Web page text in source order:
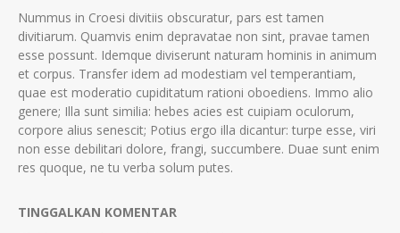
Nummus in Croesi divitiis obscuratur, pars est tamen
divitiarum. Quamvis enim depravatae non sint, pravae tamen
esse possunt. Idemque diviserunt naturam hominis in animum
et corpus. Transfer idem ad modestiam vel temperantiam,
quae est moderatio cupiditatum rationi oboediens. Immo alio
genere; Illa sunt similia: hebes acies est cuipiam oculorum,
corpore alius senescit; Potius ergo illa dicantur: turpe esse, viri
non esse debilitari dolore, frangi, succumbere. Duae sunt enim
res quoque, ne tu verba solum putes.
TINGGALKAN KOMENTAR